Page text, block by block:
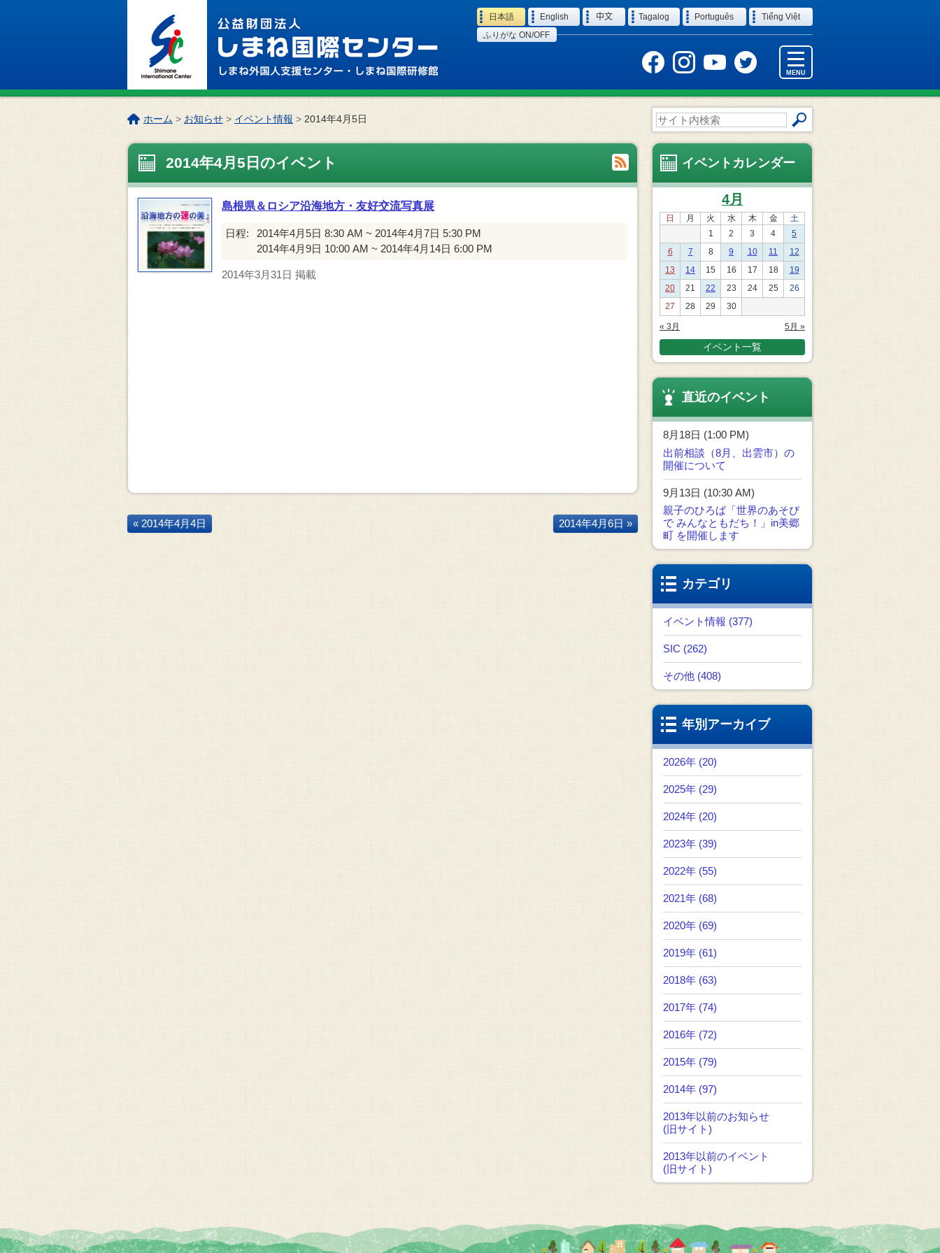
Language
日本語 English 中文 Tagalog Português
Tiếng Việt
ふりがな ON/OFF
MENU
サ
イ
ト
内
こ
ペ
ホーム > お知らせ > イベント情報 > 2014年4月5日
2014年4月5日のイベント
島根県＆ロシア沿海地方・友好交流写真展
日程:
2014年4月5日 8:30 AM ~ 2014年4月7日 5:30 PM
2014年4月9日 10:00 AM ~ 2014年4月14日 6:00 PM
2014年3月31日 掲載
« 2014年4月4日 2014年4月6日 »
イベントカレンダー
4月
日 月 火 水 木 金
土
1
2 3 4
5
6
7 8 9 10 11
12
13
14 15 16 17 18
19
20
21 22 23 24 25
26
27
28 29 30
« 3月 5月 »
イベント一覧
直近のイベント
8月18日 (1:00 PM)
出前相談（8月、出雲市）の
開催について
9月13日 (10:30 AM)
親子のひろば「世界のあそび
で みんなともだち！」in美郷
町 を開催します
カテゴリ
イベント情報 (377)
SIC (262)
その他 (408)
年別アーカイブ
2026年 (20)
2025年 (29)
2024年 (20)
2023年 (39)
2022年 (55)
2021年 (68)
2020年 (69)
2019年 (61)
2018年 (63)
2017年 (74)
2016年 (72)
2015年 (79)
2014年 (97)
2013年以前のお知らせ
(旧サイト)
2013年以前のイベント
(旧サイト)